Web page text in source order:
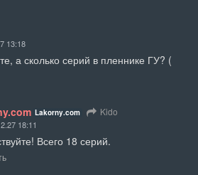
13:18
а сколько серий в пленнике ГУ? (
Lakorny.com Kido
18:11
Всего 18 серий.